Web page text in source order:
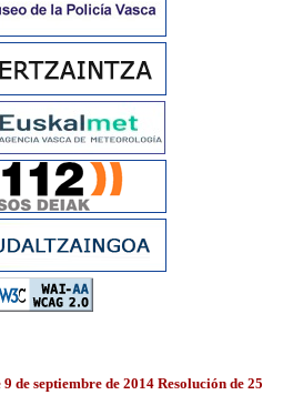
de septiembre de 2014 Resolución de 25